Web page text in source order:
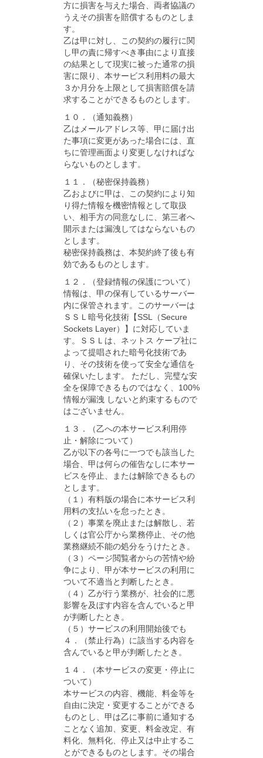
方に損害を与えた場合、両者協議の
うえその損害を賠償するものとしま
す。
乙は甲に対し、この契約の履行に関
し甲の責に帰すべき事由により直接
の結果として現実に被った通常の損
害に限り、本サービス利用料の最大
３か月分を上限として損害賠償を請
求することができるものとします。
１０．（通知義務）
乙はメールアドレス等、甲に届け出
た事項に変更があった場合には、直
ちに管理画面より変更しなければな
らないものとします。
１１．（秘密保持義務）
乙およびに甲は、この契約により知
り得た情報を機密情報として取扱
い、相手方の同意なしに、第三者へ
開示または漏洩してはならないもの
とします。
秘密保持義務は、本契約終了後も有
効であるものとします。
１２．（登録情報の保護について）
情報は、甲の保有しているサーバー
内に保管されます。このサーバーは
ＳＳＬ暗号化技術【SSL（Secure
Sockets Layer）】に対応していま
す。ＳＳＬは、ネットス ケープ社に
よって提唱された暗号化技術であ
り、その技術を使って安全な通信を
確保いたします。 ただし、完璧な安
全を保障できるものではなく、100%
情報が漏洩 しないと約束するもので
はございません。
１３．（乙への本サービス利用停
止・解除について）
乙が以下の各号に一つでも該当した
場合、甲は何らの催告なしに本サー
ビスを停止、または解除できるもの
とします。
（１）有料版の場合に本サービス利
用料の支払いを怠ったとき。
（２）事業を廃止または解散し、若
しくは官公庁から業務停止、その他
業務継続不能の処分をうけたとき。
（３）ページ閲覧者からの苦情や紛
争により、甲が本サービスの利用に
ついて不適当と判断したとき。
（４）乙が行う業務が、社会的に悪
影響を及ぼす内容を含んでいると甲
が判断したとき。
（５）サービスの利用開始後でも
４．（禁止行為）に該当する内容を
含んでいると甲が判断したとき。
１４．（本サービスの変更・停止に
ついて）
本サービスの内容、機能、料金等を
自由に決定・変更することができる
ものとし、甲は乙に事前に通知する
ことなく追加、変更、料金改定、有
料化、無料化、停止又は中止するこ
とができるものとします。その場合